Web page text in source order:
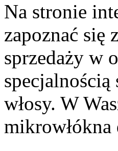
Na stronie
zapoznać się
sprzedaży w
specjalnością
włosy. W
mikrowłókna